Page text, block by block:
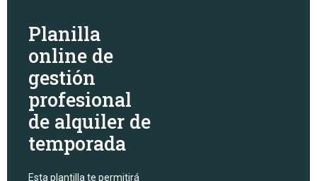
Planilla
online de
gestión
profesional
de alquiler de
temporada
Esta plantilla te permitirá